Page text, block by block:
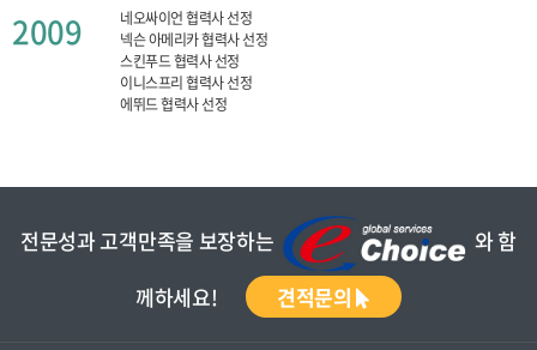
2009
네오싸이언 협력사 선정
넥슨 아메리카 협력사 선정
스킨푸드 협력사 선정
이니스프리 협력사 선정
에뛰드 협력사 선정
전문성과 고객만족을 보장하는
와 함
께하세요!
견적문의